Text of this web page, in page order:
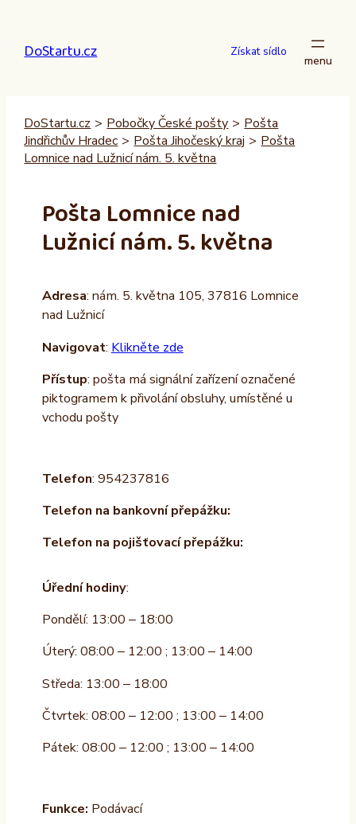
obsah
DoStartu.cz Získat sídlo
DoStartu.cz > Pobočky České pošty > Pošta
Jindřichův Hradec > Pošta Jihočeský kraj > Pošta
Lomnice nad Lužnicí nám. 5. května
Pošta Lomnice nad
Lužnicí nám. 5. května
Adresa: nám. 5. května 105, 37816 Lomnice
nad Lužnicí
Navigovat: Klikněte zde
Přístup: pošta má signální zařízení označené
piktogramem k přivolání obsluhy, umístěné u
vchodu pošty
Telefon: 954237816
Telefon na bankovní přepážku:
Telefon na pojišťovací přepážku:
Úřední hodiny:
Pondělí: 13:00 – 18:00
Úterý: 08:00 – 12:00 ; 13:00 – 14:00
Středa: 13:00 – 18:00
Čtvrtek: 08:00 – 12:00 ; 13:00 – 14:00
Pátek: 08:00 – 12:00 ; 13:00 – 14:00
Funkce: Podávací